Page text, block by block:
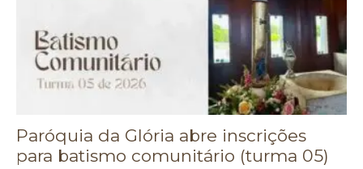
Paróquia da Glória abre inscrições
para batismo comunitário (turma 05)